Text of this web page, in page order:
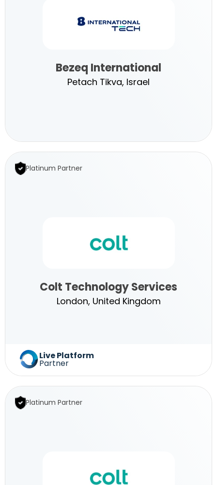
GmbH
Bezeq
International
Bezeq International
Petach Tikva, Israel
Platinum Partner
Colt
Technology
Colt Technology Services
London, United Kingdom
Live Platform
Partner
Platinum Partner